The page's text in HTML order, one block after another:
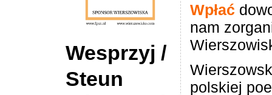
2026 Wierszowisko
Sponsor COVEBO
Wesprzyj /
Steun
Wpłać
nam
polskiej